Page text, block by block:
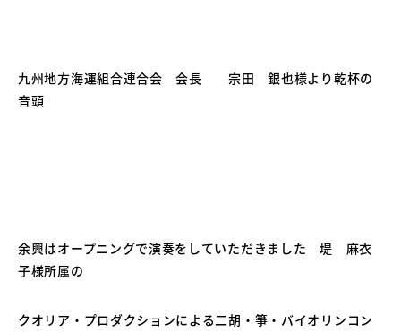
九州地方海運組合連合会 会長 宗田 銀也様より乾杯の
音頭
余興はオープニングで演奏をしていただきました 堤 麻衣
子様所属の
クオリア・プロダクションによる二胡・箏・バイオリンコン